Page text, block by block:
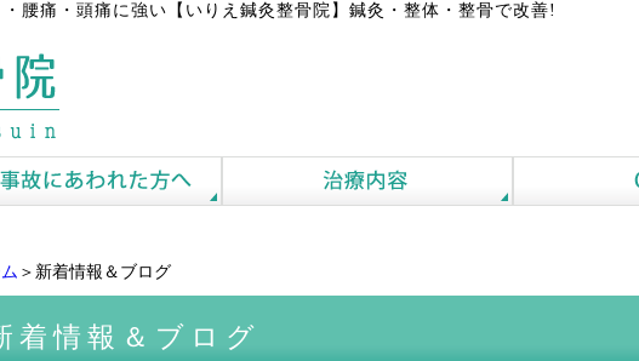
腰痛・頭痛に強い【いりえ鍼灸整骨院】鍼灸・整体・整骨で改善!
＞新着情報＆ブログ
着情報＆ブログ